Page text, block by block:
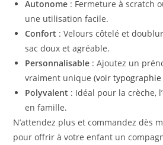
Autonome : Fermeture à scratch
une utilisation facile.
Confort : Velours côtelé et
sac doux et agréable.
Personnalisable : Ajoutez un
vraiment unique (voir
Polyvalent : Idéal pour la crèche,
en famille.
N’attendez plus et commandez dès
pour offrir à votre enfant un